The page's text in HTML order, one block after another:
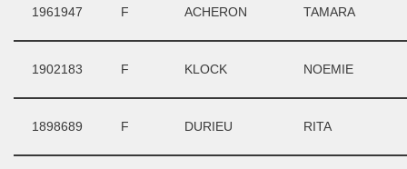
1961947 F ACHERON TAMARA
1902183 F KLOCK NOEMIE
1898689 F DURIEU RITA